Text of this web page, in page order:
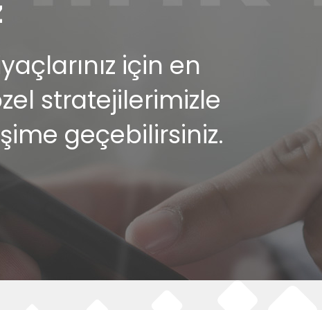
için en
stratejilerimizle
geçebilirsiniz.